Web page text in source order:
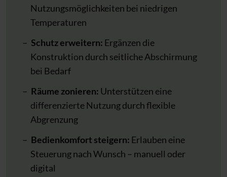
Nutzungsmöglichkeiten bei niedrigen
Temperaturen
Schutz erweitern: Ergänzen die
Konstruktion durch seitliche Abschirmung
bei Bedarf
Räume zonieren: Unterstützen eine
differenzierte Nutzung durch flexible
Abgrenzung
Bedienkomfort steigern: Erlauben eine
Steuerung nach Wunsch – manuell oder
digital